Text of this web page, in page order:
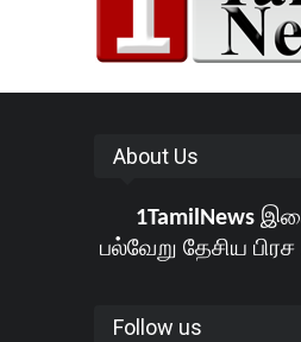
About Us
1TamilNews
பல்வேறு தேசிய பிரச
Follow us